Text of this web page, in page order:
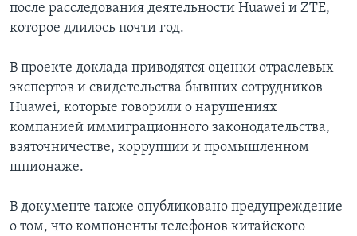
после расследования деятельности Huawei и ZTE,
которое длилось почти год.
В проекте доклада приводятся оценки отраслевых
экспертов и свидетельства бывших сотрудников
Huawei, которые говорили о нарушениях
компанией иммиграционного законодательства,
взяточничестве, коррупции и промышленном
шпионаже.
В документе также опубликовано предупреждение
о том, что компоненты телефонов китайского